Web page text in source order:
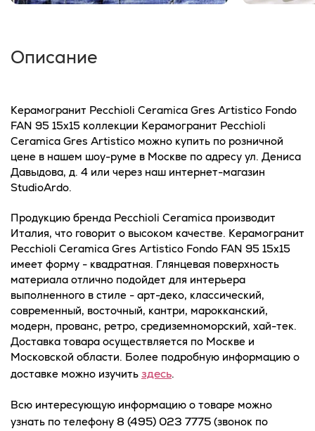
Описание
Керамогранит Pecchioli Ceramica Gres Artistico Fondo
FAN 95 15x15 коллекции Керамогранит Pecchioli
Ceramica Gres Artistico можно купить по розничной
цене в нашем шоу-руме в Москве по адресу ул. Дениса
Давыдова, д. 4 или через наш интернет-магазин
StudioArdo.
Продукцию бренда Pecchioli Ceramica производит
Италия, что говорит о высоком качестве. Керамогранит
Pecchioli Ceramica Gres Artistico Fondo FAN 95 15x15
имеет форму - квадратная. Глянцевая поверхность
материала отлично подойдет для интерьера
выполненного в стиле - арт-деко, классический,
современный, восточный, кантри, марокканский,
модерн, прованс, ретро, средиземноморский, хай-тек.
Доставка товара осуществляется по Москве и
Московской области. Более подробную информацию о
доставке можно изучить здесь.
Всю интересующую информацию о товаре можно
узнать по телефону 8 (495) 023 7775 (звонок по